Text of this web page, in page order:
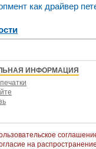
как драйвер
ИНФОРМАЦИЯ
на